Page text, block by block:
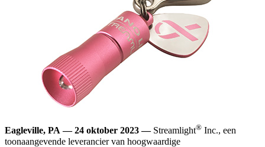
Eagleville, PA — 24 oktober 2023 —Streamlight® Inc., een
toonaangevende leverancier van hoogwaardige